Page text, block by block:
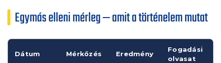
Egymás elleni mérleg — amit a történelem mutat
Dátum Mérkőzés Eredmény
Fogadási
olvasat